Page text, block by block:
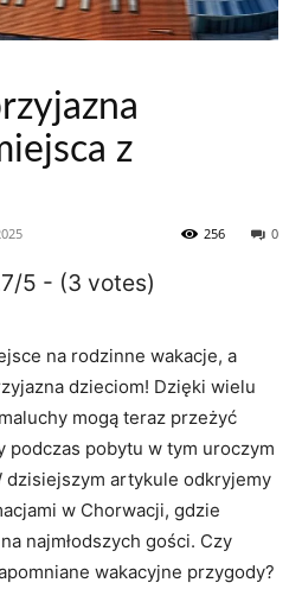
z
0
256
5 - (3 votes)
​na rodzinne wakacje, a
‍dzieciom!​ Dzięki wielu
⁢mogą teraz przeżyć
podczas⁢ pobytu​ w ​tym uroczym
dzisiejszym ⁤artykule odkryjemy
w ⁣Chorwacji, gdzie⁢
najmłodszych gości. Czy
wakacyjne⁤ przygody?